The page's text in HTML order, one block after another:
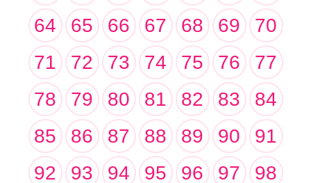
64
65 66 67 68 69
70
71
72 73 74 75 76
77
78
79 80 81 82 83
84
85
86 87 88 89 90
91
92
93 94 95 96 97
98